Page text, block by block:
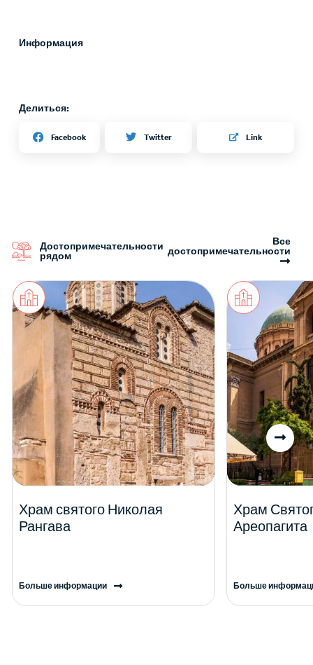
Информация
Делиться:
Facebook Twitter Link
Достопримечательности
рядом
Все
достопримечательности
Храм святого Николая
Рангава
Больше информации
Храм
Ареопагита
Больше